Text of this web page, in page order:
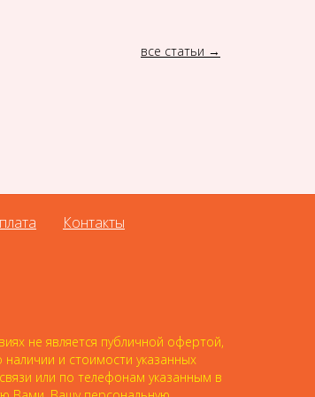
все статьи
Контакты
не является публичной офертой,
и стоимости указанных
или по телефонам указанным в